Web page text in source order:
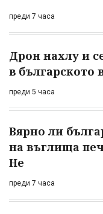
преди 7 часа
Дрон нахлу и
в българското
преди 5 часа
Вярно ли
на въглища
Не
преди 7 часа